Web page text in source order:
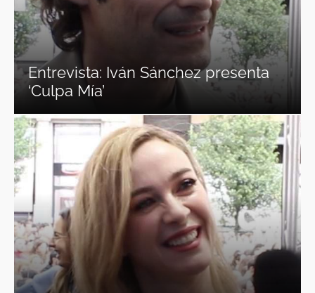
Entrevista: Iván Sánchez presenta
‘Culpa Mía’